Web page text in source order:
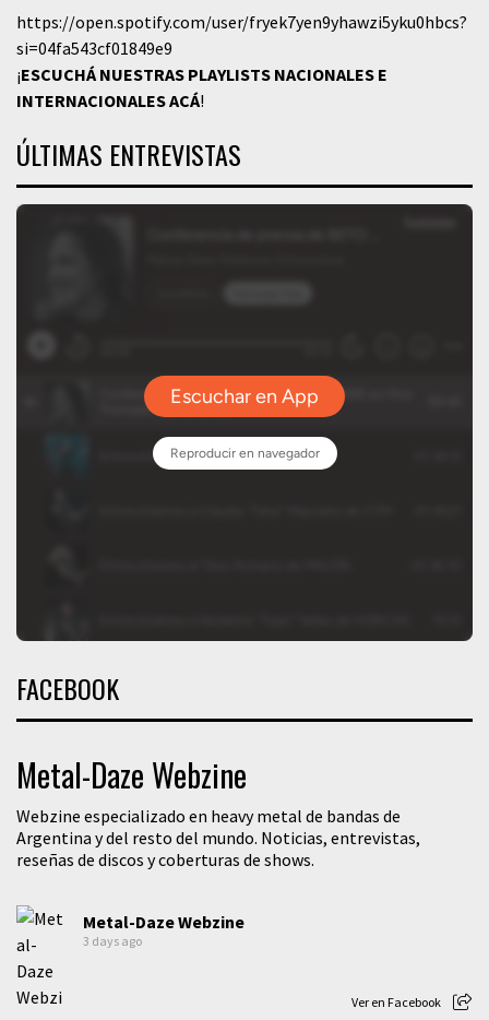
https://open.spotify.com/user/fryek7yen9yhawzi5yku0hbcs?
si=04fa543cf01849e9
¡ESCUCHÁ NUESTRAS PLAYLISTS NACIONALES E
INTERNACIONALESACÁ!
ÚLTIMAS ENTREVISTAS
FACEBOOK
Metal-Daze Webzine
Webzine especializado en heavy metal de bandas de
Argentina y del resto del mundo. Noticias, entrevistas,
reseñas de discos y coberturas de shows.
Metal-Daze Webzine
3 days ago
Ver en Facebook